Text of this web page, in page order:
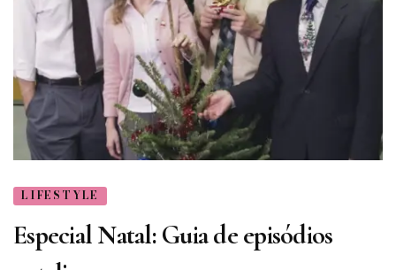
LIFESTYLE
Especial Natal: Guia de episódios